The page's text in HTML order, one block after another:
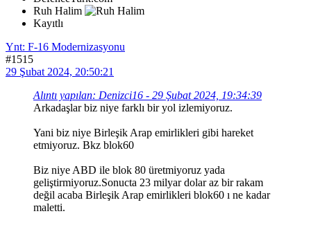
Ruh Halim
Kayıtlı
Ynt: F-16 Modernizasyonu
#1515
29 Şubat 2024, 20:50:21
Alıntı yapılan: Denizci16 - 29 Şubat 2024, 19:34:39
Arkadaşlar biz niye farklı bir yol izlemiyoruz.
Yani biz niye Birleşik Arap emirlikleri gibi hareket
etmiyoruz. Bkz blok60
Biz niye ABD ile blok 80 üretmiyoruz yada
geliştirmiyoruz.Sonucta 23 milyar dolar az bir rakam
değil acaba Birleşik Arap emirlikleri blok60 ı ne kadar
maletti.